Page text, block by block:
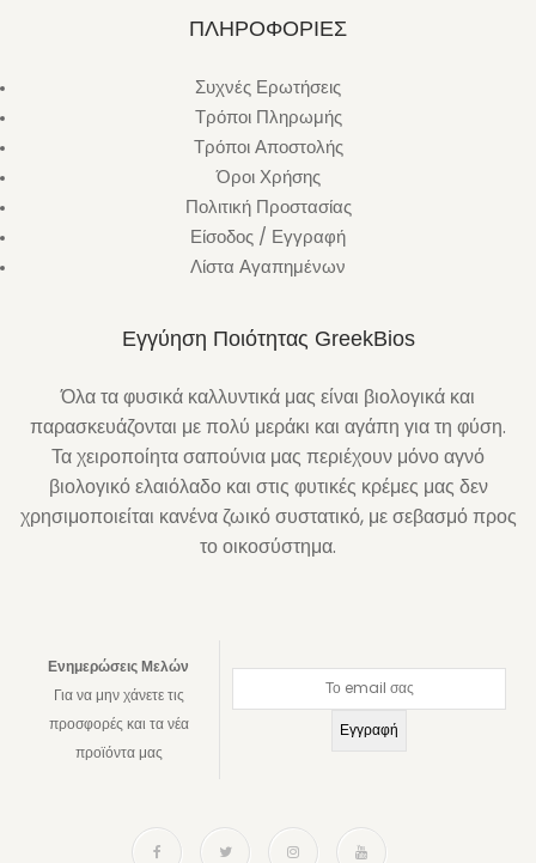
ΠΛΗΡΟΦΟΡΙΕΣ
Συχνές Ερωτήσεις
Τρόποι Πληρωμής
Τρόποι Αποστολής
Όροι Χρήσης
Πολιτική Προστασίας
Είσοδος / Εγγραφή
Λίστα Αγαπημένων
Εγγύηση Ποιότητας GreekBios
Όλα τα φυσικά καλλυντικά μας είναι βιολογικά και
παρασκευάζονται με πολύ μεράκι και αγάπη για τη φύση.
Τα χειροποίητα σαπούνια μας περιέχουν μόνο αγνό
βιολογικό ελαιόλαδο και στις φυτικές κρέμες μας δεν
χρησιμοποιείται κανένα ζωικό συστατικό, με σεβασμό προς
το οικοσύστημα.
Ενημερώσεις Μελών
Για να μην χάνετε τις
προσφορές και τα νέα
προϊόντα μας